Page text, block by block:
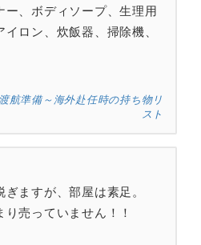
ー、ボディソープ、生理用
ロン、炊飯器、掃除機、
航準備～海外赴任時の持ち物リ
スト
ますが、部屋は素足。
売っていません！！